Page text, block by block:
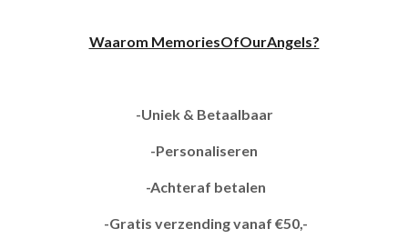
Waarom MemoriesOfOurAngels?
-Uniek & Betaalbaar
-Personaliseren
-Achteraf betalen
-Gratis verzending vanaf €50,-